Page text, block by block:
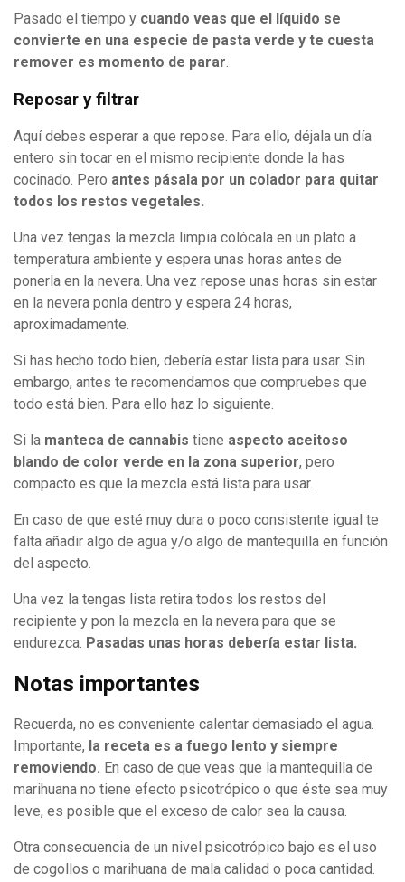
Pasado el tiempo y cuando veas que el líquido se
convierte en una especie de pasta verde y te cuesta
remover es momento de parar.
Reposar y filtrar
Aquí debes esperar a que repose. Para ello, déjala un día
entero sin tocar en el mismo recipiente donde la has
cocinado. Pero antes pásala por un colador para quitar
todos los restos vegetales.
Una vez tengas la mezcla limpia colócala en un plato a
temperatura ambiente y espera unas horas antes de
ponerla en la nevera. Una vez repose unas horas sin estar
en la nevera ponla dentro y espera 24 horas,
aproximadamente.
Si has hecho todo bien, debería estar lista para usar. Sin
embargo, antes te recomendamos que compruebes que
todo está bien. Para ello haz lo siguiente.
Si la manteca de cannabis tiene aspecto aceitoso
blando de color verde en la zona superior, pero
compacto es que la mezcla está lista para usar.
En caso de que esté muy dura o poco consistente igual te
falta añadir algo de agua y/o algo de mantequilla en función
del aspecto.
Una vez la tengas lista retira todos los restos del
recipiente y pon la mezcla en la nevera para que se
endurezca. Pasadas unas horas debería estar lista.
Notas importantes
Recuerda, no es conveniente calentar demasiado el agua.
Importante, la receta es a fuego lento y siempre
removiendo. En caso de que veas que la mantequilla de
marihuana no tiene efecto psicotrópico o que éste sea muy
leve, es posible que el exceso de calor sea la causa.
Otra consecuencia de un nivel psicotrópico bajo es el uso
de cogollos o marihuana de mala calidad o poca cantidad.